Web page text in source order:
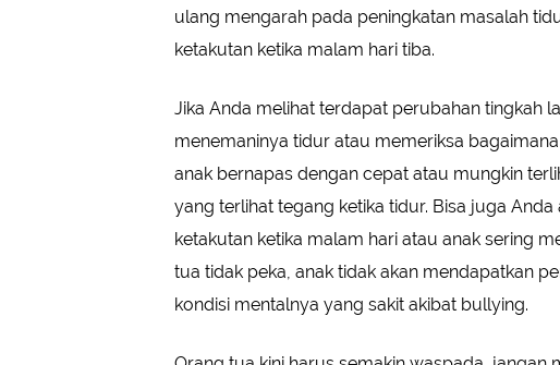
ulang mengarah pada peningkatan masalah
ketakutan ketika malam hari tiba.
Jika Anda melihat terdapat perubahan tingkah
menemaninya tidur atau memeriksa
anak bernapas dengan cepat atau mungkin
yang terlihat tegang ketika tidur. Bisa juga
ketakutan ketika malam hari atau anak sering
tua tidak peka, anak tidak akan mendapatkan
kondisi mentalnya yang sakit akibat bullying.